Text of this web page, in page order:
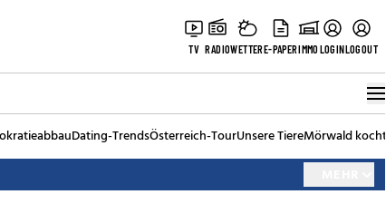
TV RADIOWETTERE-PAPERIMMOLOGINLOGOUT
Dating-TrendsÖsterreich-TourUnsere TiereMörwald kocht